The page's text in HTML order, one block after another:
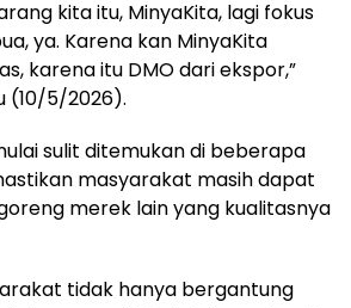
kita itu, MinyaKita, lagi fokus
ya. Karena kan MinyaKita
karena itu DMO dari ekspor,”
(10/5/2026).
sulit ditemukan di beberapa
masyarakat masih dapat
merek lain yang kualitasnya
tidak hanya bergantung